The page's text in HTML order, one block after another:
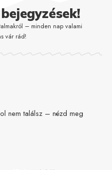
– minden nap valami
vár rád!
nem találsz – nézd meg